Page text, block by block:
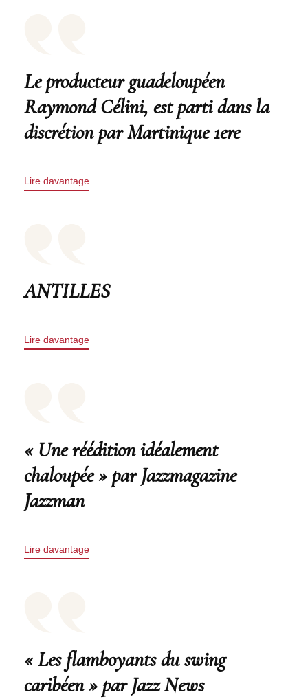
Le producteur guadeloupéen
Raymond Célini, est parti dans la
discrétion par Martinique 1ere
Lire davantage
ANTILLES
Lire davantage
« Une réédition idéalement
chaloupée » par Jazzmagazine
Jazzman
Lire davantage
« Les flamboyants du swing
caribéen » par Jazz News